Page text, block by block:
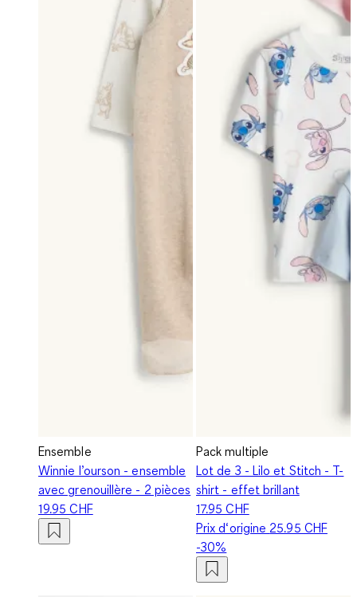
Ensemble
Winnie l’ourson - ensemble
avec grenouillère - 2 pièces
19.95 CHF
Pack multiple
Lot de 3 - Lilo et Stitch - T-
shirt - effet brillant
17.95 CHF
Prix d‘origine 25.95 CHF
-30%